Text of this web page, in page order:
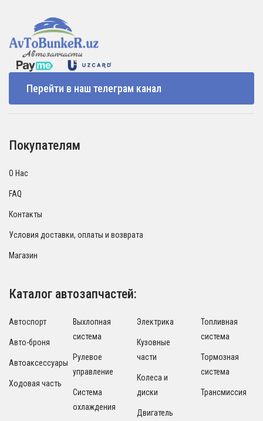
Перейти в наш телеграм канал
Покупателям
О Нас
FAQ
Контакты
Условия доставки, оплаты и возврата
Магазин
Каталог автозапчастей:
Автоспорт
Авто-броня
Автоаксессуары
Ходовая часть
Выхлопная
система
Рулевое
управление
Система
охлаждения
Электрика
Кузовные
части
Колеса и
диски
Двигатель
Топливная
система
Тормозная
система
Трансмиссия